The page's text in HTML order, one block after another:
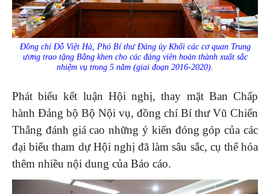
Đồng chí Đỗ Việt Hà, Phó Bí thư Đảng ủy Khối các cơ quan Trung
ương trao tặng Bằng khen cho các đảng viên hoàn thành xuất sắc
nhiệm vụ trong 5 năm (giai đoạn 2016-2020).
Phát biểu kết luận Hội nghị, thay mặt Ban Chấp
hành Đảng bộ Bộ Nội vụ, đồng chí Bí thư Vũ Chiến
Thắng đánh giá cao những ý kiến đóng góp của các
đại biểu tham dự Hội nghị đã làm sâu sắc, cụ thể hóa
thêm nhiều nội dung của Báo cáo.